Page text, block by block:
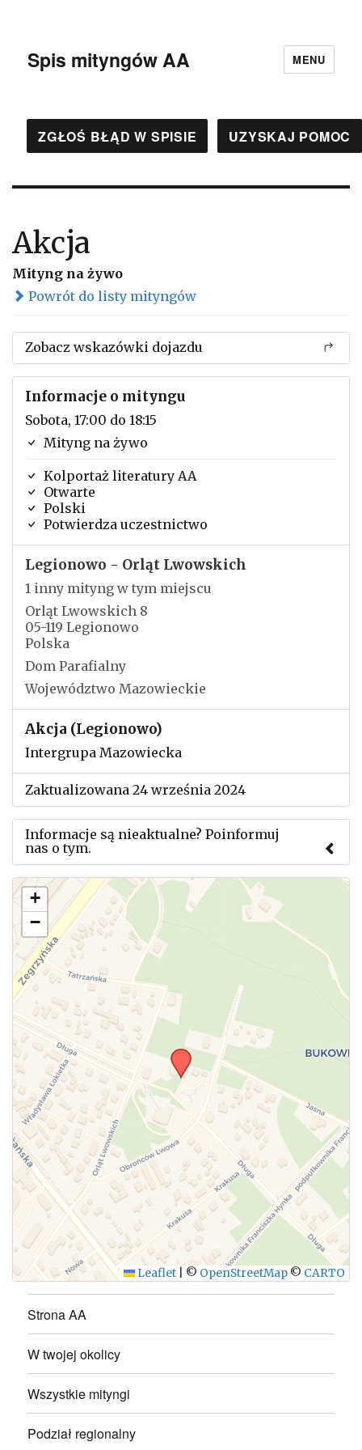
Spis mityngów AA MENU
ZGŁOŚ BŁĄD W SPISIE UZYSKAJ POMOC
Akcja
Mityng na żywo
Powrót do listy mityngów
Zobacz wskazówki dojazdu
Informacje o mityngu
Sobota, 17:00 do 18:15
Mityng na żywo
Kolportaż literatury AA
Otwarte
Polski
Potwierdza uczestnictwo
Legionowo - Orląt Lwowskich
1 inny mityng w tym miejscu
Orląt Lwowskich 8
05-119 Legionowo
Polska
Dom Parafialny
Województwo Mazowieckie
Akcja (Legionowo)
Intergrupa Mazowiecka
Zaktualizowana 24 września 2024
Informacje są nieaktualne? Poinformuj
nas o tym.
Użyj tego formularza aby przesłać informację o
zmianach w powyższym mityngu.
WYŚLIJ
+
−
Leaflet © OpenStreetMap © CARTO
Strona AA
W twojej okolicy
Wszystkie mityngi
Podział regionalny